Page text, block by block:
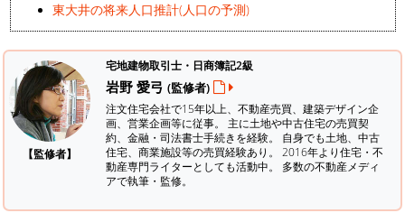
東大井の将来人口推計(人口の予測)
【監修者】
宅地建物取引士・日商簿記2級
岩野 愛弓 (監修者)
注文住宅会社で15年以上、不動産売買、建築デザイン企
画、営業企画等に従事。 主に土地や中古住宅の売買契
約、金融・司法書士手続きを経験。 自身でも土地、中古
住宅、商業施設等の売買経験あり。 2016年より住宅・不
動産専門ライターとしても活動中。 多数の不動産メディ
アで執筆・監修。